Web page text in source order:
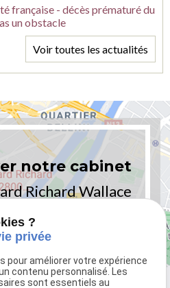
française - décès prématuré du
un obstacle
Voir toutes les actualités
notre cabinet
Richard Wallace
?
privée
pour améliorer votre expérience
contenu personnalisé. Les
sont essentiels au